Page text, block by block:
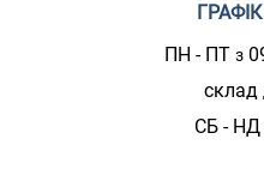
ПН - ПТ з
склад
СБ - НД